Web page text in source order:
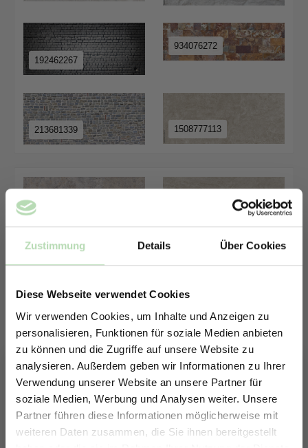
Zustimmung Details Über Cookies
Diese Webseite verwendet Cookies
Wir verwenden Cookies, um Inhalte und Anzeigen zu
personalisieren, Funktionen für soziale Medien anbieten
zu können und die Zugriffe auf unsere Website zu
analysieren. Außerdem geben wir Informationen zu Ihrer
Verwendung unserer Website an unsere Partner für
soziale Medien, Werbung und Analysen weiter. Unsere
Partner führen diese Informationen möglicherweise mit
weiteren Daten zusammen, die Sie ihnen bereitgestellt
192462267
934076272
213681339 1508777113
403429789
654297129
1748968744 502803949
ERHALTE 5% RABATT AUF
DEINE RÜCKWÄNDE